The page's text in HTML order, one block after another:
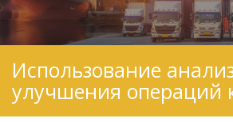
Использование
улучшения операций